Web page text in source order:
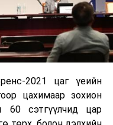
2021 цаг үеийн
цахимаар зохион
60 сэтгүүлчид цар